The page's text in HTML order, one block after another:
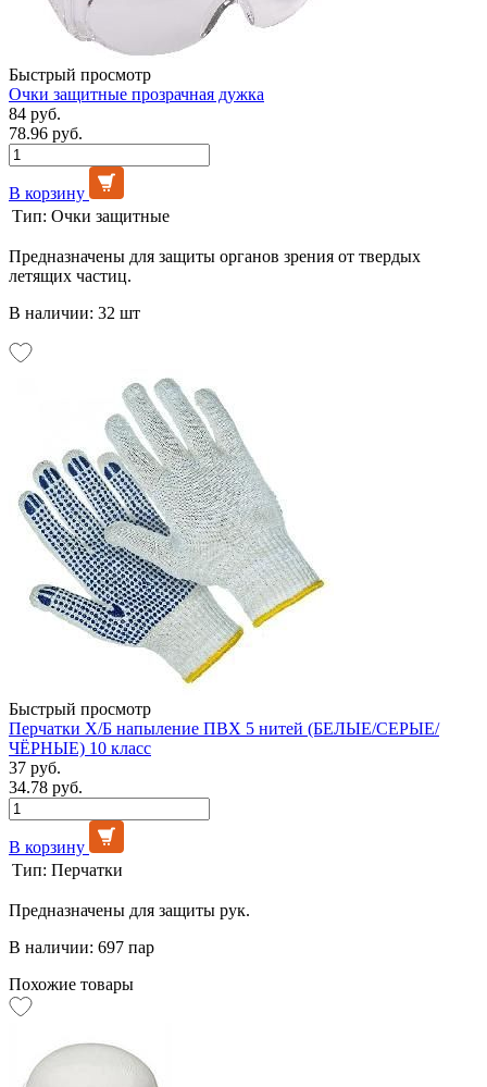
Быстрый просмотр
Очки защитные прозрачная дужка
84 руб.
78.96 руб.
В корзину
Тип: Очки защитные
Предназначены для защиты органов зрения от твердых
летящих частиц.
В наличии: 32 шт
Быстрый просмотр
Перчатки Х/Б напыление ПВХ 5 нитей (БЕЛЫЕ/СЕРЫЕ/
ЧЁРНЫЕ) 10 класс
37 руб.
34.78 руб.
В корзину
Тип: Перчатки
Предназначены для защиты рук.
В наличии: 697 пар
Похожие товары